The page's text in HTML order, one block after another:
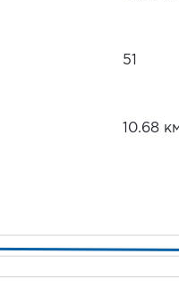
51
10.68